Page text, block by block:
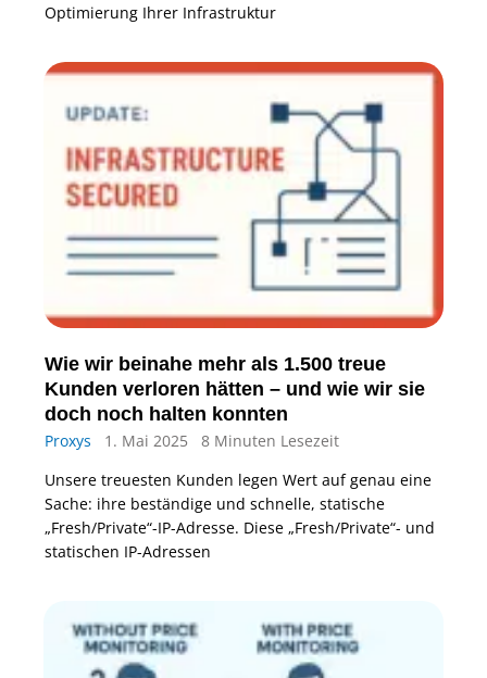
Optimierung Ihrer Infrastruktur
Wie wir beinahe mehr als 1.500 treue
Kunden verloren hätten – und wie wir sie
doch noch halten konnten
Proxys 1. Mai 2025
8 Minuten Lesezeit
Unsere treuesten Kunden legen Wert auf genau eine
Sache: ihre beständige und schnelle, statische
„Fresh/Private“-IP-Adresse. Diese „Fresh/Private“- und
statischen IP-Adressen